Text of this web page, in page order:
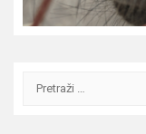
Pretraži: